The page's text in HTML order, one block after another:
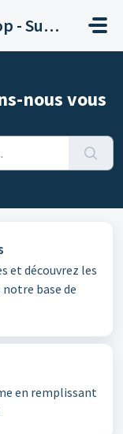
YOW! Onlineshop - Support
nous vous
et découvrez les
base de
en remplissant